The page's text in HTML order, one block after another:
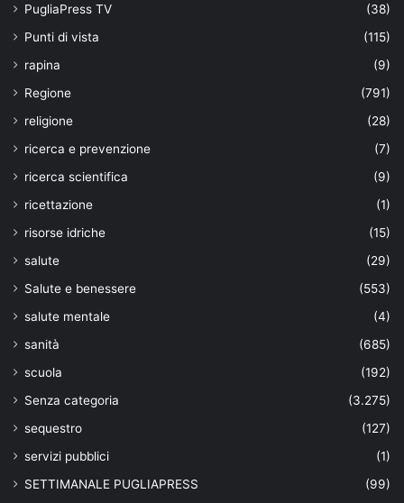
PugliaPress TV
(38)
Punti di vista
(115)
rapina
(9)
Regione
(791)
religione
(28)
ricerca e prevenzione
(7)
ricerca scientifica
(9)
ricettazione
(1)
risorse idriche
(15)
salute
(29)
Salute e benessere
(553)
salute mentale
(4)
sanità
(685)
scuola
(192)
Senza categoria
(3.275)
sequestro
(127)
servizi pubblici
(1)
SETTIMANALE PUGLIAPRESS
(99)